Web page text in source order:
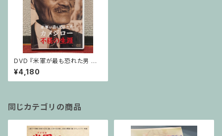
DVD 『米軍が最も恐れた男 カ
メジロー 不屈の生涯』第2作目
¥4,180
同じカテゴリの商品